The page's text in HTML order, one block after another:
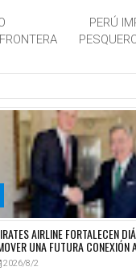
PERÚ
AIRLINE FORTALECEN
UNA FUTURA CONEXIÓN
2026/8/2